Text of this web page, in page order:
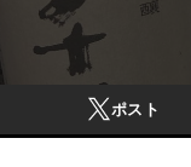
ポスト